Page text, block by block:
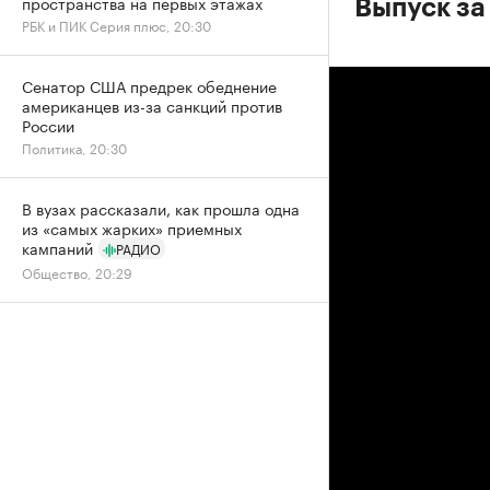
Выпуск
РБК и ПИК Серия плюс, 20:30
Сенатор США предрек обеднение
американцев из-за санкций против
России
Политика, 20:30
В вузах рассказали, как прошла одна
из «самых жарких» приемных
кампаний
РАДИО
Общество, 20:29